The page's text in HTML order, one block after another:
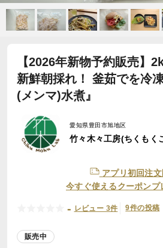
【2026年新物予約販売】
新鮮朝採れ！ 釜茹でを冷
(メンマ)水煮』
愛知県豊田市旭地区
竹々木々工房(ちくもく
アプリ初回注文
今すぐ使えるクーポンプ
- レビュー 3件 9件の投稿
販売中